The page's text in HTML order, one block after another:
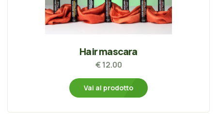
Hair mascara
€ 12.00
Vai al prodotto